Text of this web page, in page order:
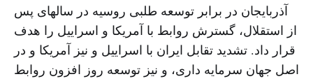
آذربایجان در برابر توسعه طلبی روسیه در سالهای پس
از استقلال، گسترش روابط با آمریکا و اسراییل را هدف
قرار داد. تشدید تقابل ایران با اسراییل و نیز آمریکا و در
اصل جهان سرمایه داری، و نیز توسعه روز افزون روابط